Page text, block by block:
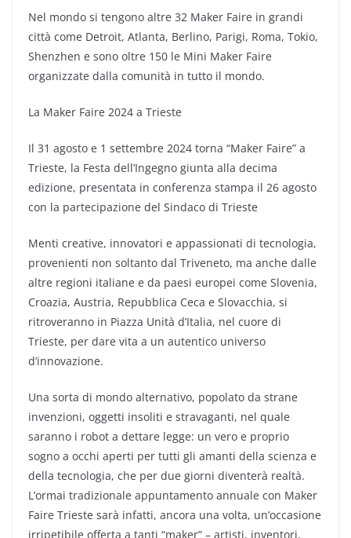
Nel mondo si tengono altre 32 Maker Faire in grandi
città come Detroit, Atlanta, Berlino, Parigi, Roma, Tokio,
Shenzhen e sono oltre 150 le Mini Maker Faire
organizzate dalla comunità in tutto il mondo.
La Maker Faire 2024 a Trieste
Il 31 agosto e 1 settembre 2024 torna “Maker Faire” a
Trieste, la Festa dell’Ingegno giunta alla decima
edizione, presentata in conferenza stampa il 26 agosto
con la partecipazione del Sindaco di Trieste
Menti creative, innovatori e appassionati di tecnologia,
provenienti non soltanto dal Triveneto, ma anche dalle
altre regioni italiane e da paesi europei come Slovenia,
Croazia, Austria, Repubblica Ceca e Slovacchia, si
ritroveranno in Piazza Unità d’Italia, nel cuore di
Trieste, per dare vita a un autentico universo
d’innovazione.
Una sorta di mondo alternativo, popolato da strane
invenzioni, oggetti insoliti e stravaganti, nel quale
saranno i robot a dettare legge: un vero e proprio
sogno a occhi aperti per tutti gli amanti della scienza e
della tecnologia, che per due giorni diventerà realtà.
L’ormai tradizionale appuntamento annuale con Maker
Faire Trieste sarà infatti, ancora una volta, un’occasione
irripetibile offerta a tanti “maker” – artisti, inventori,